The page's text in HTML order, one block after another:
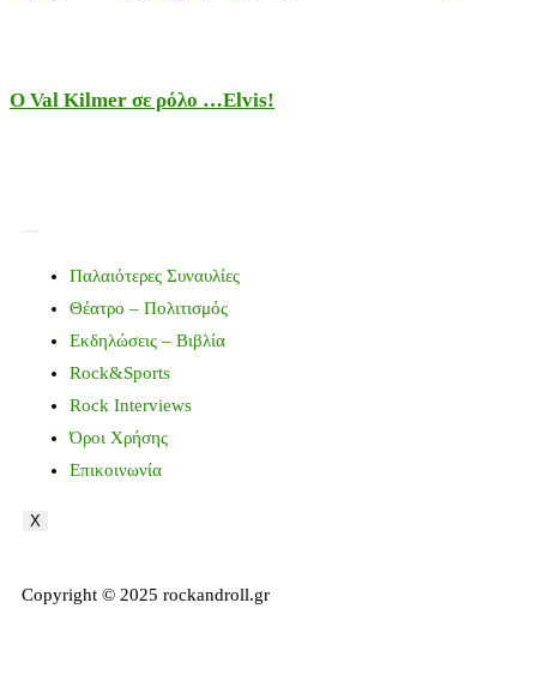
Ο Val Kilmer σε ρόλο …Elvis!
Παλαιότερες Συναυλίες
Θέατρο – Πολιτισμός
Εκδηλώσεις – Βιβλία
Rock&Sports
Rock Interviews
Όροι Χρήσης
Επικοινωνία
X
Copyright © 2025 rockandroll.gr